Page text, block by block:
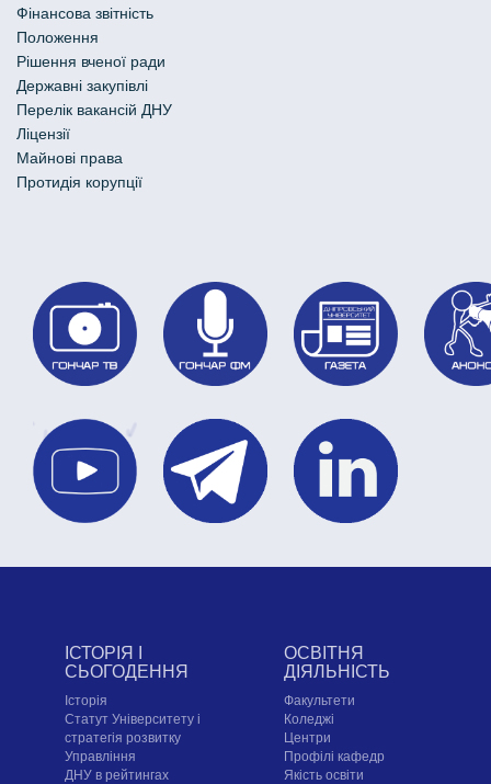
Фінансова звітність
Положення
Рішення вченої ради
Державні закупівлі
Перелік вакансій ДНУ
Ліцензії
Майнові права
Протидія корупції
ІСТОРІЯ І
СЬОГОДЕННЯ
Історія
Статут Університету і
стратегія розвитку
Управління
ДНУ в рейтингах
ОСВІТНЯ
ДІЯЛЬНІСТЬ
Факультети
Коледжі
Центри
Профілі кафедр
Якість освіти